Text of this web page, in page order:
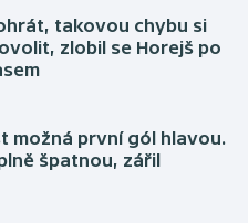
takovou chybu si
zlobil se Horejš po
možná první gól hlavou.
špatnou, zářil